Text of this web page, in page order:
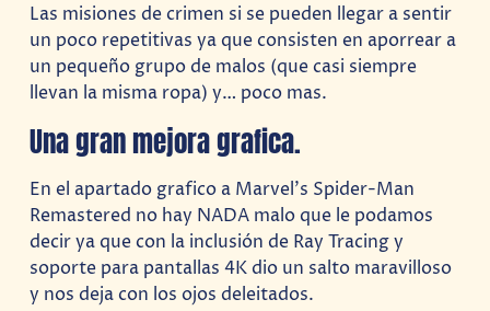
Las misiones de crimen si se pueden llegar a sentir
un poco repetitivas ya que consisten en aporrear a
un pequeño grupo de malos (que casi siempre
llevan la misma ropa) y… poco mas.
Una gran mejora grafica.
En el apartado grafico a Marvel’s Spider-Man
Remastered no hay NADA malo que le podamos
decir ya que con la inclusión de Ray Tracing y
soporte para pantallas 4K dio un salto maravilloso
y nos deja con los ojos deleitados.